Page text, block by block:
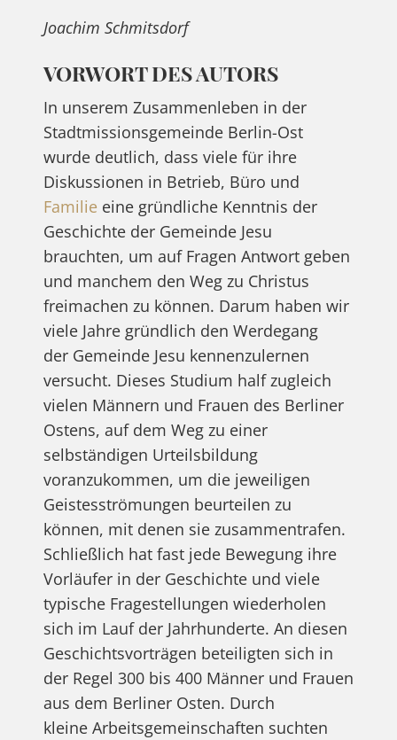
Joachim Schmitsdorf
VORWORT DES AUTORS
In unserem Zusammenleben in der
Stadtmissionsgemeinde Berlin-Ost
wurde deutlich, dass viele für ihre
Diskussionen in Betrieb, Büro und
Familieeine gründliche Kenntnis der
Geschichte der Gemeinde Jesu
brauchten, um auf Fragen Antwort geben
und manchem den Weg zu Christus
freimachen zu können. Darum haben wir
viele Jahre gründlich den Werdegang
der Gemeinde Jesu kennenzulernen
versucht. Dieses Studium half zugleich
vielen Männern und Frauen des Berliner
Ostens, auf dem Weg zu einer
selbständigen Urteilsbildung
voranzukommen, um die jeweiligen
Geistesströmungen beurteilen zu
können, mit denen sie zusammentrafen.
Schließlich hat fast jede Bewegung ihre
Vorläufer in der Geschichte und viele
typische Fragestellungen wiederholen
sich im Lauf der Jahrhunderte. An diesen
Geschichtsvorträgen beteiligten sich in
der Regel 300 bis 400 Männer und Frauen
aus dem Berliner Osten. Durch
kleine Arbeitsgemeinschaften suchten